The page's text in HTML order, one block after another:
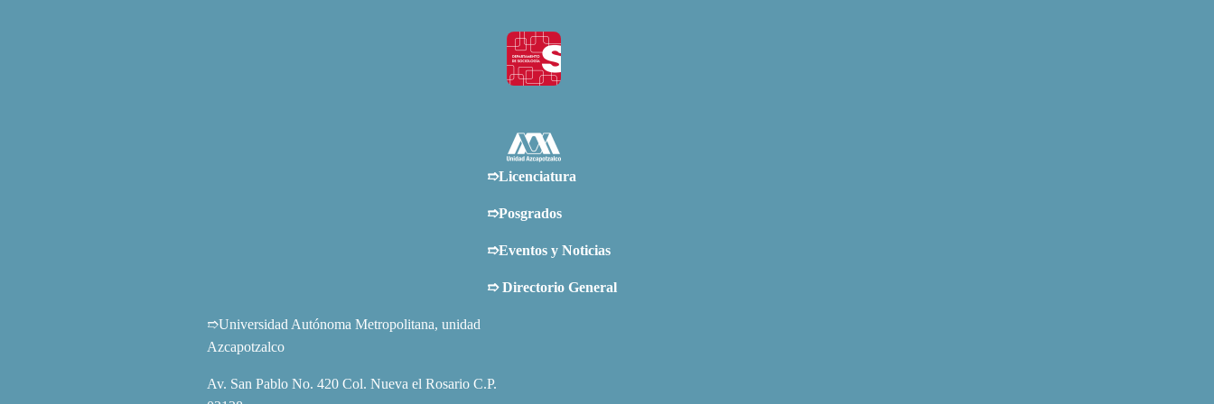
➱Licenciatura
➱Posgrados
➱Eventos y Noticias
➱Directorio General
➱Universidad Autónoma Metropolitana, unidad
Azcapotzalco
Av. San Pablo No. 420 Col. Nueva el Rosario C.P.